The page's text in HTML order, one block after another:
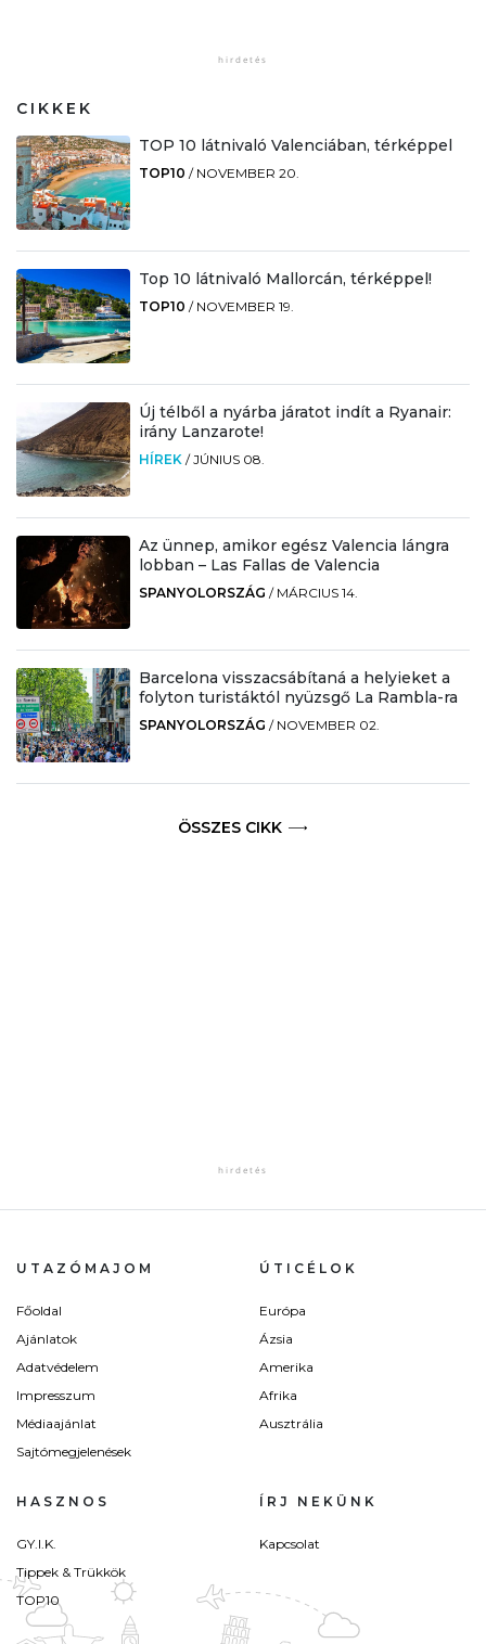
CIKKEK
TOP 10 látnivaló Valenciában, térképpel
TOP10 / NOVEMBER 20.
Top 10 látnivaló Mallorcán, térképpel!
TOP10 / NOVEMBER 19.
Új télből a nyárba járatot indít a Ryanair:
irány Lanzarote!
HÍREK /JÚNIUS 08.
Az ünnep, amikor egész Valencia lángra
lobban – Las Fallas de Valencia
SPANYOLORSZÁG / MÁRCIUS 14.
Barcelona visszacsábítaná a helyieket a
folyton turistáktól nyüzsgő La Rambla-ra
SPANYOLORSZÁG / NOVEMBER 02.
ÖSSZES CIKK
UTAZÓMAJOM
Főoldal
Ajánlatok
Adatvédelem
Impresszum
Médiaajánlat
Sajtómegjelenések
ÚTICÉLOK
Európa
Ázsia
Amerika
Afrika
Ausztrália
HASZNOS
GY.I.K.
Tippek & Trükkök
TOP10
ÍRJ NEKÜNK
Kapcsolat